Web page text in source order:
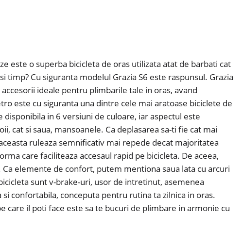
este o superba bicicleta de oras utilizata atat de barbati cat
Cu siguranta modelul Grazia S6 este raspunsul. Grazia
ideale pentru plimbarile tale in oras, avand
este cu siguranta una dintre cele mai aratoase biciclete de
in 6 versiuni de culoare, iar aspectul este
si saua, mansoanele. Ca deplasarea sa-ti fie cat mai
ruleaza semnificativ mai repede decat majoritatea
care faciliteaza accesaul rapid pe bicicleta. De aceea,
elemente de confort, putem mentiona saua lata cu arcuri
sunt v-brake-uri, usor de intretinut, asemenea
confortabila, conceputa pentru rutina ta zilnica in oras.
il poti face este sa te bucuri de plimbare in armonie cu